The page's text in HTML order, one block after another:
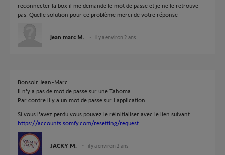
reconnecter la box il me demande le mot de passe et je ne le retrouve
pas. Quelle solution pour ce problème merci de votre réponse
jean marc M. il y a environ 2 ans
Bonsoir Jean-Marc
Il n'y a pas de mot de passe sur une Tahoma.
Par contre il y a un mot de passe sur l'application.
Si vous l'avez perdu vous pouvez le réinitialiser avec le lien suivant
https://accounts.somfy.com/resetting/request
JACKY M. il y a environ 2 ans